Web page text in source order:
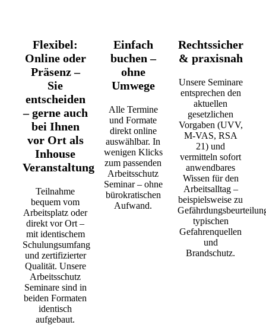
Flexibel:
Online oder
Präsenz –
Sie
entscheiden
– gerne auch
bei Ihnen
vor Ort als
Inhouse
Veranstaltung
Teilnahme
bequem vom
Arbeitsplatz oder
direkt vor Ort –
mit identischem
Schulungsumfang
und zertifizierter
Qualität. Unsere
Arbeitsschutz
Seminare sind in
beiden Formaten
identisch
aufgebaut.
Einfach
buchen –
ohne
Umwege
Alle Termine
und Formate
direkt online
auswählbar. In
wenigen Klicks
zum passenden
Arbeitsschutz
Seminar – ohne
bürokratischen
Aufwand.
Rechtssicher
& praxisnah
Unsere Seminare
entsprechen den
aktuellen
gesetzlichen
Vorgaben (UVV,
M-VAS, RSA
21) und
vermitteln sofort
anwendbares
Wissen für den
Arbeitsalltag –
beispielsweise zu
typischen
Gefahrenquellen
und
Brandschutz.